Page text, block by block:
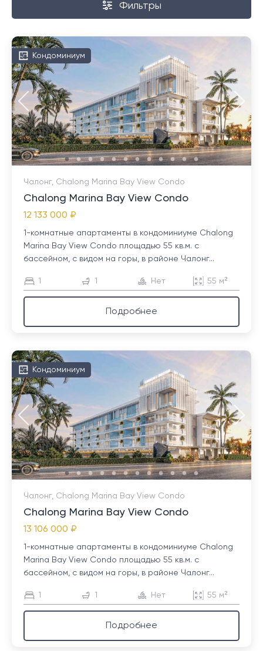
Фильтры
Кондоминиум
Чалонг, Chalong Marina Bay View Condo
Chalong Marina Bay View Condo
12 133 000 ₽
1-комнатные апартаменты в кондоминиуме Chalong
Marina Bay View Condo площадью 55 кв.м. с
бассейном, с видом на горы, в районе Чалонг...
1 1 Нет 55 м²
Подробнее
Кондоминиум
Чалонг, Chalong Marina Bay View Condo
Chalong Marina Bay View Condo
13 106 000 ₽
1-комнатные апартаменты в кондоминиуме Chalong
Marina Bay View Condo площадью 55 кв.м. с
бассейном, с видом на горы, в районе Чалонг...
1 1 Нет 55 м²
Подробнее